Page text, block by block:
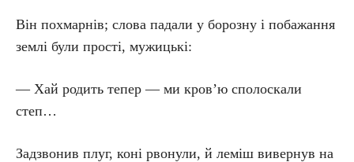
Він похмарнів; слова падали у борозну і побажання
землі були прості, мужицькі:
— Хай родить тепер — ми кров’ю сполоскали
степ…
Задзвонив плуг, коні рвонули, й леміш вивернув на